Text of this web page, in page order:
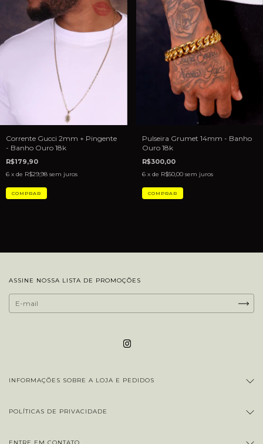
Corrente Gucci 2mm + Pingente
- Banho Ouro 18k
R$179,90
6 x de R$29,98 sem juros
Pulseira Grumet 14mm - Banho
Ouro 18k
R$300,00
6 x de R$50,00 sem juros
ASSINE NOSSA LISTA DE PROMOÇÕES
INFORMAÇÕES SOBRE A LOJA E PEDIDOS
POLÍTICAS DE PRIVACIDADE